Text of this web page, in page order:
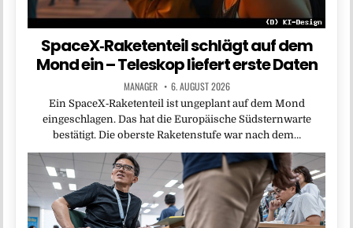
SpaceX‑Raketenteil schlägt auf dem
Mond ein – Teleskop liefert erste Daten
MANAGER 6. AUGUST 2026
Ein SpaceX‑Raketenteil ist ungeplant auf dem Mond
eingeschlagen. Das hat die Europäische Südsternwarte
bestätigt. Die oberste Raketenstufe war nach dem…